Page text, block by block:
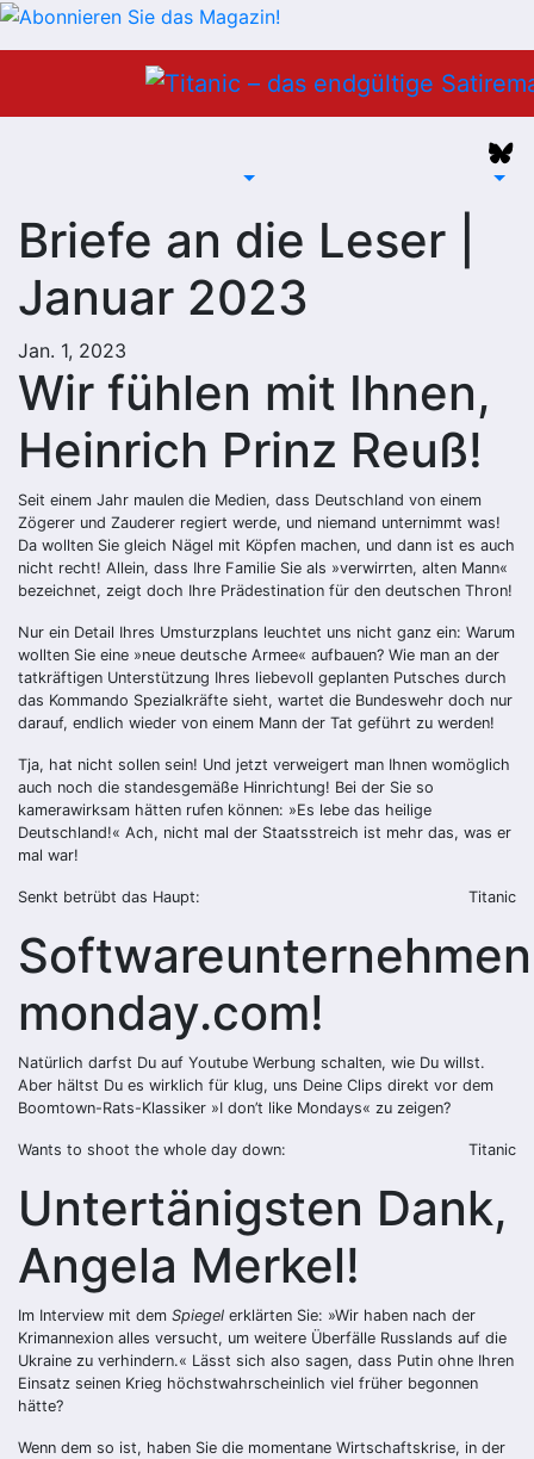
Briefe an die Leser |
Januar 2023
Jan. 1, 2023
Wir fühlen mit Ihnen,
Heinrich Prinz Reuß!
Seit einem Jahr maulen die Medien, dass Deutschland von einem
Zögerer und Zauderer regiert werde, und niemand unternimmt was!
Da wollten Sie gleich Nägel mit Köpfen machen, und dann ist es auch
nicht recht! Allein, dass Ihre Familie Sie als »verwirrten, alten Mann«
bezeichnet, zeigt doch Ihre Prädestination für den deutschen Thron!
Nur ein Detail Ihres Umsturzplans leuchtet uns nicht ganz ein: Warum
wollten Sie eine »neue deutsche Armee« aufbauen? Wie man an der
tatkräftigen Unterstützung Ihres liebevoll geplanten Putsches durch
das Kommando Spezialkräfte sieht, wartet die Bundeswehr doch nur
darauf, endlich wieder von einem Mann der Tat geführt zu werden!
Tja, hat nicht sollen sein! Und jetzt verweigert man Ihnen womöglich
auch noch die standesgemäße Hinrichtung! Bei der Sie so
kamerawirksam hätten rufen können: »Es lebe das heilige
Deutschland!« Ach, nicht mal der Staatsstreich ist mehr das, was er
mal war!
Senkt betrübt das Haupt: Titanic
Softwareunternehmen
monday.com!
Natürlich darfst Du auf Youtube Werbung schalten, wie Du willst.
Aber hältst Du es wirklich für klug, uns Deine Clips direkt vor dem
Boomtown-Rats-Klassiker »I don’t like Mondays« zu zeigen?
Wants to shoot the whole day down: Titanic
Untertänigsten Dank,
Angela Merkel!
Im Interview mit dem Spiegel erklärten Sie: »Wir haben nach der
Krimannexion alles versucht, um weitere Überfälle Russlands auf die
Ukraine zu verhindern.« Lässt sich also sagen, dass Putin ohne Ihren
Einsatz seinen Krieg höchstwahrscheinlich viel früher begonnen
hätte?
Wenn dem so ist, haben Sie die momentane Wirtschaftskrise, in der